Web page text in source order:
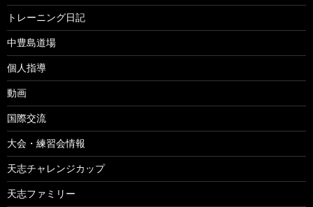
トレーニング日記
中豊島道場
個人指導
動画
国際交流
大会・練習会情報
天志チャレンジカップ
天志ファミリー